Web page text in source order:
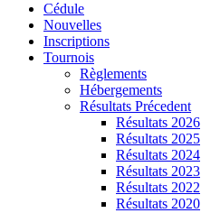
Cédule
Nouvelles
Inscriptions
Tournois
Règlements
Hébergements
Résultats Précedent
Résultats 2026
Résultats 2025
Résultats 2024
Résultats 2023
Résultats 2022
Résultats 2020